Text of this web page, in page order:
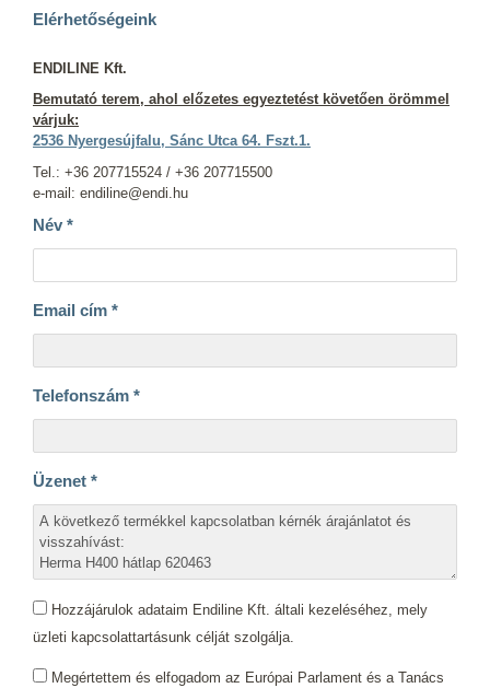
Elérhetőségeink
ENDILINE Kft.
Bemutató terem, ahol előzetes egyeztetést követően örömmel
várjuk:
2536 Nyergesújfalu, Sánc Utca 64. Fszt.1.
Tel.: +36 207715524 / +36 207715500
e-mail: endiline@endi.hu
Név *
Email cím *
Telefonszám *
Üzenet *
Hozzájárulok adataim Endiline Kft. általi kezeléséhez, mely
üzleti kapcsolattartásunk célját szolgálja.
Megértettem és elfogadom az Európai Parlament és a Tanács